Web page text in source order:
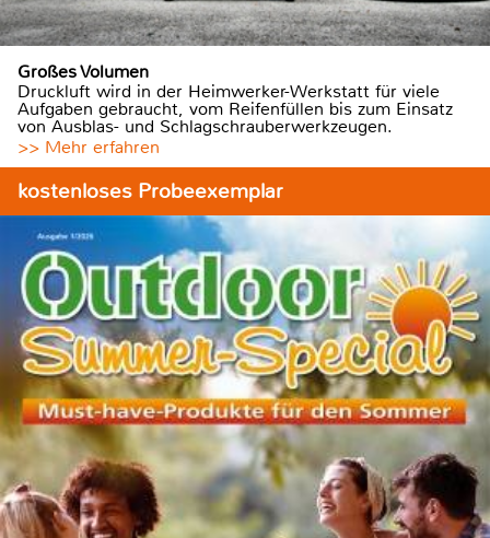
Großes Volumen
Druckluft wird in der Heimwerker-Werkstatt für viele
Aufgaben gebraucht, vom Reifenfüllen bis zum Einsatz
von Ausblas- und Schlagschrauberwerkzeugen.
>> Mehr erfahren
kostenloses Probeexemplar